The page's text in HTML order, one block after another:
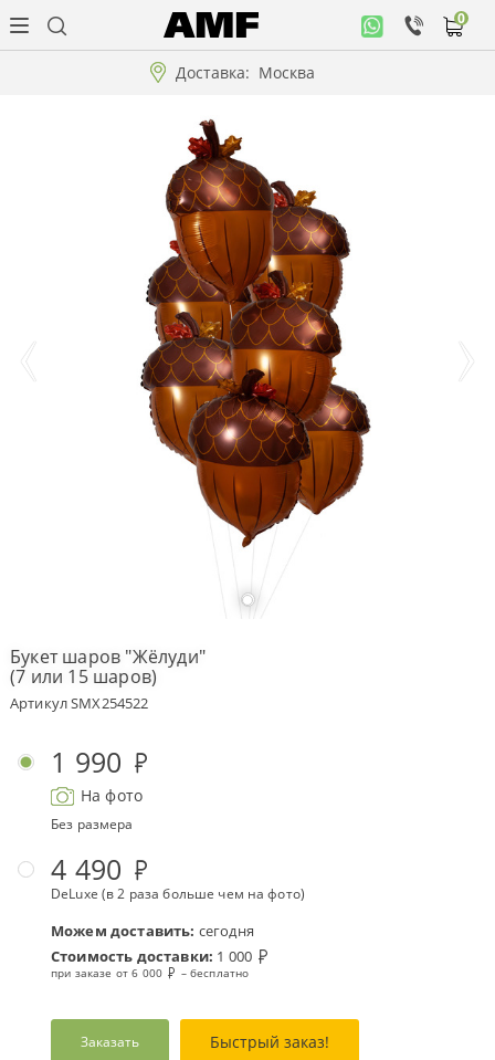
Доставка: Москва
0
кабинет
Бонусная
программа
Обратная
связь
Change
English
Букет шаров "Жёлуди"
(7 или 15 шаров)
Артикул SMX254522
1 990
На фото
Без размера
4 490
DeLuxe (в 2 раза больше чем на фото)
Можем доставить: сегодня
Стоимость доставки: 1 000
при заказе от 6 000 – бесплатно
Заказать Быстрый заказ!